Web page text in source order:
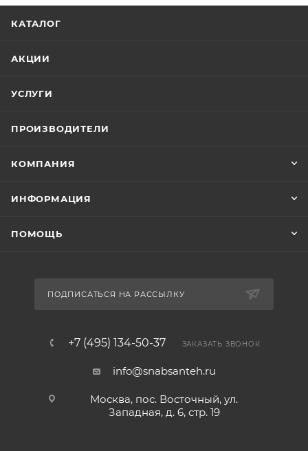
КАТАЛОГ
АКЦИИ
УСЛУГИ
ПРОИЗВОДИТЕЛИ
КОМПАНИЯ
ИНФОРМАЦИЯ
ПОМОЩЬ
ПОДПИСАТЬСЯ НА РАССЫЛКУ
+7 (495) 134-50-37 ЗАКАЗАТЬ ЗВОНОК
info@snabsanteh.ru
Москва, пос. Восточный, ул.
Западная, д. 6, стр. 19